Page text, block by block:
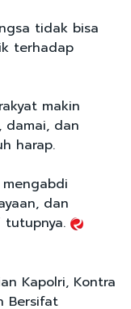
tidak bisa
terhadap
makin
damai, dan
harap.
mengabdi
dan
tutupnya.
Kapolri, Kontra
Bersifat